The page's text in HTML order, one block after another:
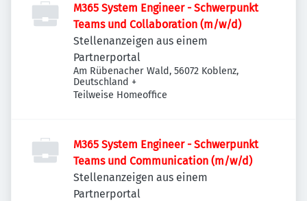
M365 System Engineer - Schwerpunkt
Teams und Collaboration (m/w/d)
Stellenanzeigen aus einem
Partnerportal
Am Rübenacher Wald, 56072 Koblenz,
Deutschland +
Teilweise Homeoffice
M365 System Engineer - Schwerpunkt
Teams und Communication (m/w/d)
Stellenanzeigen aus einem
Partnerportal